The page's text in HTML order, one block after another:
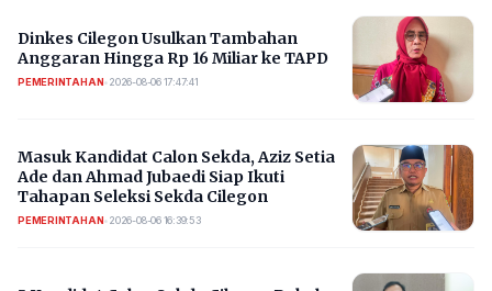
Dinkes Cilegon Usulkan Tambahan
Anggaran Hingga Rp 16 Miliar ke TAPD
PEMERINTAHAN• 2026-08-06 17:47:41
Masuk Kandidat Calon Sekda, Aziz Setia
Ade dan Ahmad Jubaedi Siap Ikuti
Tahapan Seleksi Sekda Cilegon
PEMERINTAHAN• 2026-08-06 16:39:53